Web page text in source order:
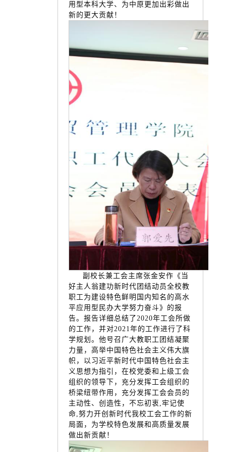
用型本科大学、为中原更加出彩做出
新的更大贡献！
副校长兼工会主席张金安作《当
好主人翁建功新时代团结动员全校教
职工为建设特色鲜明国内知名的高水
平应用型民办大学努力奋斗》的报
告。报告详细总结了2020年工会所做
的工作，并对2021年的工作进行了科
学规划。他号召广大教职工团结凝聚
力量，高举中国特色社会主义伟大旗
帜，以习近平新时代中国特色社会主
义思想为指引，在校党委和上级工会
组织的领导下，充分发挥工会组织的
桥梁纽带作用，充分发挥工会会员的
主动性、创造性，不忘初衷,牢记使
命,努力开创新时代我校工会工作的新
局面，为学校特色发展和高质量发展
做出新贡献！